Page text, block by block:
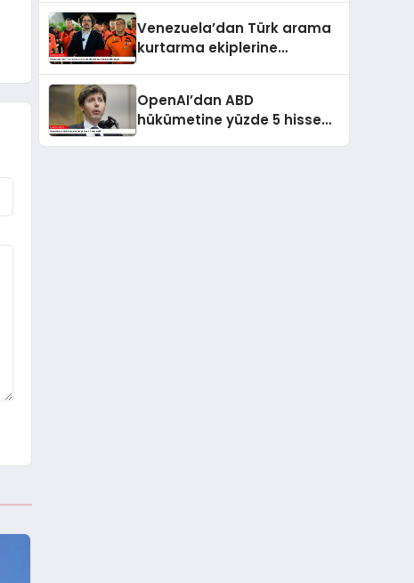
Venezuela’dan Türk arama
kurtarma ekiplerine
OpenAI’dan ABD
hükümetine yüzde 5 hisse